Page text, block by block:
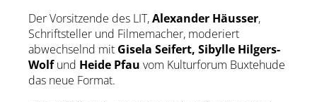
Der Vorsitzende des LIT,Alexander Häusser,
Schriftsteller und Filmemacher, moderiert
abwechselnd mit Gisela Seifert, Sibylle Hilgers-
Wolfund Heide Pfau vom Kulturforum Buxtehude
das neue Format.